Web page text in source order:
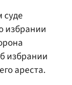
избрании
избрании
ареста.